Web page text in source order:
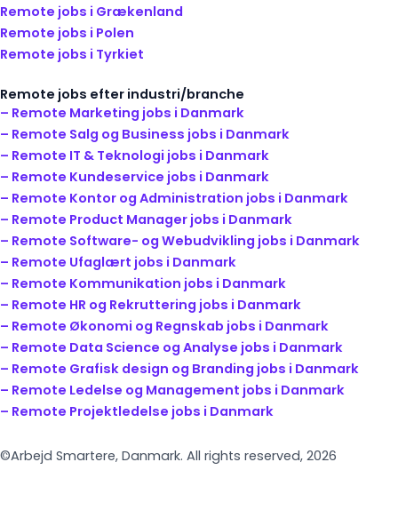
Remote jobs i Grækenland
Remote jobs i Polen
Remote jobs i Tyrkiet
Remote jobs efter industri/branche
– Remote Marketing jobs i Danmark
– Remote Salg og Business jobs i Danmark
– Remote IT & Teknologi jobs i Danmark
– Remote Kundeservice jobs i Danmark
– Remote Kontor og Administration jobs i Danmark
– Remote Product Manager jobs i Danmark
– Remote Software- og Webudvikling jobs i Danmark
– Remote Ufaglært jobs i Danmark
– Remote Kommunikation jobs i Danmark
– Remote HR og Rekruttering jobs i Danmark
– Remote Økonomi og Regnskab jobs i Danmark
– Remote Data Science og Analyse jobs i Danmark
– Remote Grafisk design og Branding jobs i Danmark
– Remote Ledelse og Management jobs i Danmark
– Remote Projektledelse jobs i Danmark
©Arbejd Smartere, Danmark. All rights reserved, 2026